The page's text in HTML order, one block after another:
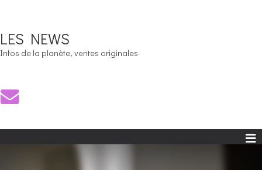
LES NEWS
Infos de la planète, ventes originales